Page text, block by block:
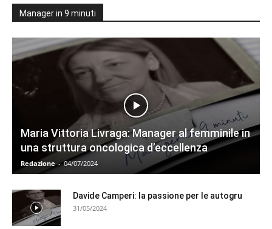
Manager in 9 minuti
Maria Vittoria Livraga: Manager al femminile in
una struttura oncologica d’eccellenza
Redazione - 04/07/2024
Davide Camperi: la passione per le autogru
31/05/2024